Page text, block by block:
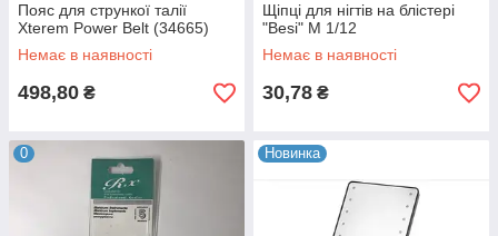
Пояс для стрункої талії
Xterem Power Belt (34665)
Немає в наявності
498,80 ₴
Щіпці для нігтів на блістері
"Besi" М 1/12
Немає в наявності
30,78 ₴
0 Новинка